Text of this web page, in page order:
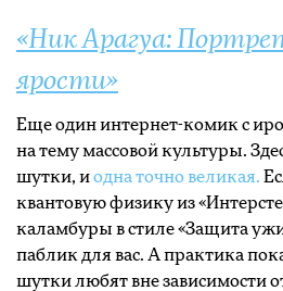
«Ник Арагуа:
ярости»
Еще один интернет-комик с
на тему массовой культуры.
шутки, иодна точно великая.
квантовую физику из
каламбуры в стиле «Защита
паблик для вас. А практика
шутки любят вне зависимости